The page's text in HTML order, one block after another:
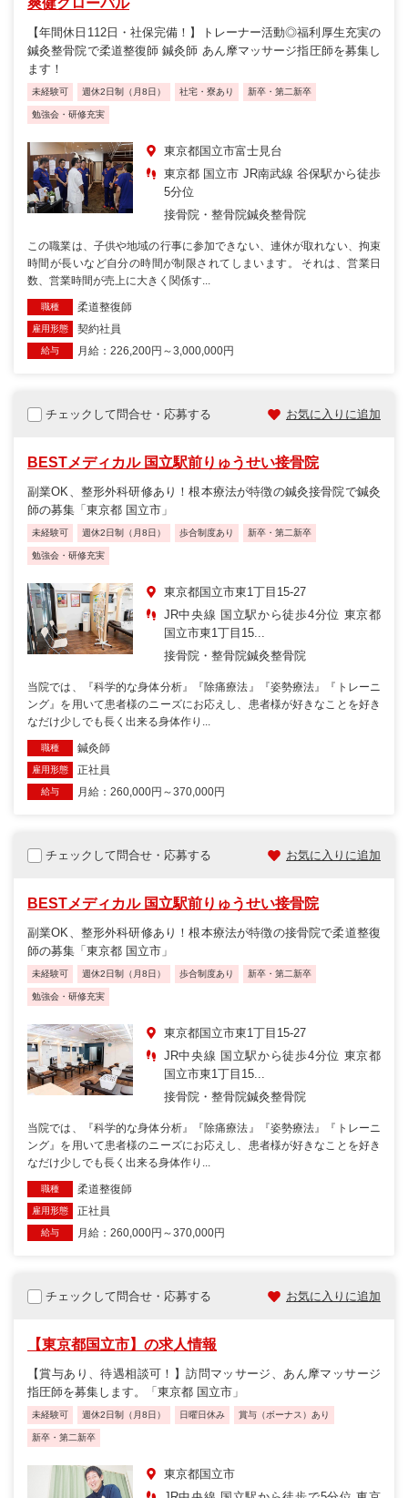
爽健グローバル
【年間休日112日・社保完備！】トレーナー活動◎福利厚生充実の
鍼灸整骨院で柔道整復師 鍼灸師 あん摩マッサージ指圧師を募集し
ます！
未経験可 週休2日制（月8日） 社宅・寮あり 新卒・第二新卒
勉強会・研修充実
東京都国立市富士見台
東京都 国立市 JR南武線 谷保駅から徒歩
5分位
接骨院・整骨院鍼灸整骨院
この職業は、子供や地域の行事に参加できない、連休が取れない、拘束
時間が長いなど自分の時間が制限されてしまいます。 それは、営業日
数、営業時間が売上に大きく関係す...
職種 柔道整復師
雇用形態 契約社員
給与 月給：226,200円～3,000,000円
チェックして問合せ・応募する お気に入りに追加
BESTメディカル 国立駅前りゅうせい接骨院
副業OK、整形外科研修あり！根本療法が特徴の鍼灸接骨院で鍼灸
師の募集「東京都 国立市」
未経験可 週休2日制（月8日） 歩合制度あり 新卒・第二新卒
勉強会・研修充実
東京都国立市東1丁目15-27
JR中央線 国立駅から徒歩4分位 東京都
国立市東1丁目15...
接骨院・整骨院鍼灸整骨院
当院では、『科学的な身体分析』『除痛療法』『姿勢療法』『トレーニ
ング』を用いて患者様のニーズにお応えし、患者様が好きなことを好き
なだけ少しでも長く出来る身体作り...
職種 鍼灸師
雇用形態 正社員
給与 月給：260,000円～370,000円
チェックして問合せ・応募する お気に入りに追加
BESTメディカル 国立駅前りゅうせい接骨院
副業OK、整形外科研修あり！根本療法が特徴の接骨院で柔道整復
師の募集「東京都 国立市」
未経験可 週休2日制（月8日） 歩合制度あり 新卒・第二新卒
勉強会・研修充実
東京都国立市東1丁目15-27
JR中央線 国立駅から徒歩4分位 東京都
国立市東1丁目15...
接骨院・整骨院鍼灸整骨院
当院では、『科学的な身体分析』『除痛療法』『姿勢療法』『トレーニ
ング』を用いて患者様のニーズにお応えし、患者様が好きなことを好き
なだけ少しでも長く出来る身体作り...
職種 柔道整復師
雇用形態 正社員
給与 月給：260,000円～370,000円
チェックして問合せ・応募する お気に入りに追加
【東京都国立市】の求人情報
【賞与あり、待遇相談可！】訪問マッサージ、あん摩マッサージ
指圧師を募集します。「東京都 国立市」
未経験可 週休2日制（月8日） 日曜日休み 賞与（ボーナス）あり
新卒・第二新卒
東京都国立市